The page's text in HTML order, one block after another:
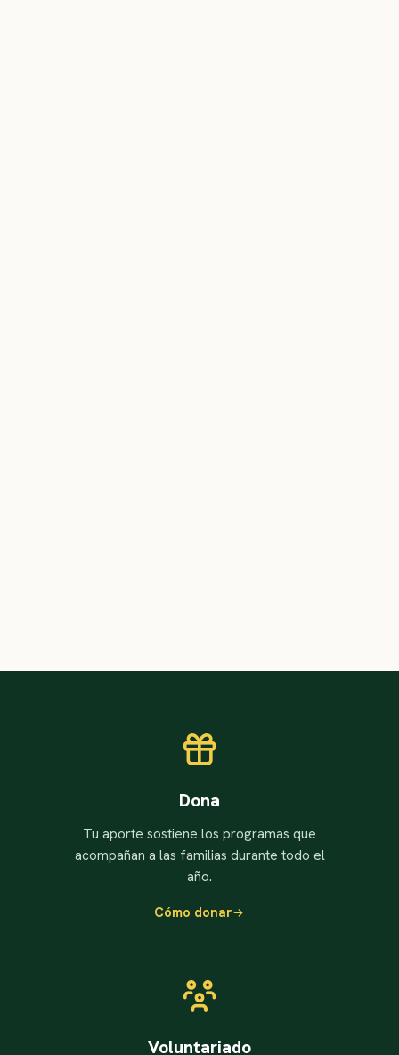
Dona
Tu aporte sostiene los programas que
acompañan a las familias durante todo el
año.
Cómo donar
Voluntariado